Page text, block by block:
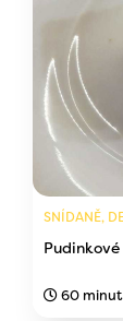
SNÍDANĚ,
60 minut